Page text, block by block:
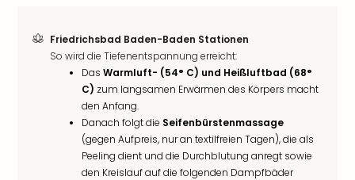
Friedrichsbad Baden-Baden Stationen
So wird die Tiefenentspannung erreicht:
Das Warmluft- (54° C) und Heißluftbad (68°
C) zum langsamen Erwärmen des Körpers macht
den Anfang.
Danach folgt die Seifenbürstenmassage
(gegen Aufpreis, nur an textilfreien Tagen), die als
Peeling dient und die Durchblutung anregt sowie
den Kreislauf auf die folgenden Dampfbäder